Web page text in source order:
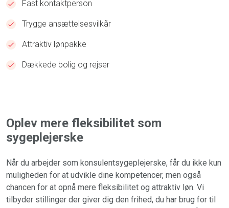
Fast kontaktperson
Trygge ansættelsesvilkår
Attraktiv lønpakke
Dækkede bolig og rejser
Oplev mere fleksibilitet som
sygeplejerske
Når du arbejder som konsulentsygeplejerske, får du ikke kun
muligheden for at udvikle dine kompetencer, men også
chancen for at opnå mere fleksibilitet og attraktiv løn. Vi
tilbyder stillinger der giver dig den frihed, du har brug for til